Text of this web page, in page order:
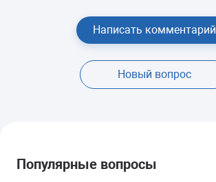
Написать комментарий
Новый вопрос
Популярные вопросы